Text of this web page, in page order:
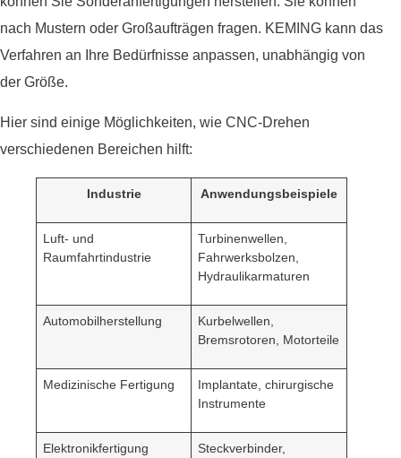
nach Mustern oder Großaufträgen fragen. KEMING kann das
Verfahren an Ihre Bedürfnisse anpassen, unabhängig von
der Größe.
Hier sind einige Möglichkeiten, wie CNC-Drehen
verschiedenen Bereichen hilft:
Industrie Anwendungsbeispiele
Luft- und
Raumfahrtindustrie
Turbinenwellen,
Fahrwerksbolzen,
Hydraulikarmaturen
Automobilherstellung
Kurbelwellen,
Bremsrotoren, Motorteile
Medizinische Fertigung
Implantate, chirurgische
Instrumente
Elektronikfertigung
Steckverbinder,